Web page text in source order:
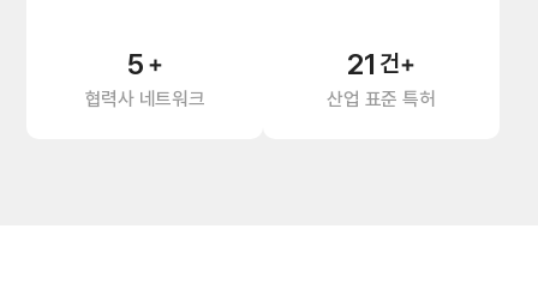
5 +
협력사 네트워크
21 건+
산업 표준 특허